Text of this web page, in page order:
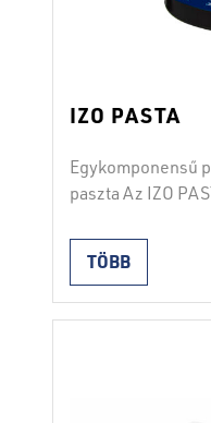
IZO PASTA
Egykomponensű
paszta Az IZO
paszta hideg
TÖBB